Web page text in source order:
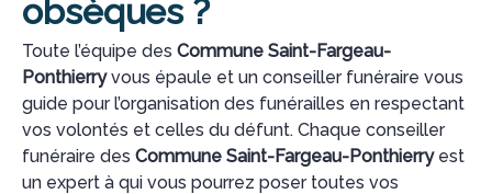
obsèques ?
Toute l’équipe des Commune Saint-Fargeau-
Ponthierryvous épaule et un conseiller funéraire vous
guide pour l’organisation des funérailles en respectant
vos volontés et celles du défunt. Chaque conseiller
funéraire des Commune Saint-Fargeau-Ponthierry est
un expert à qui vous pourrez poser toutes vos